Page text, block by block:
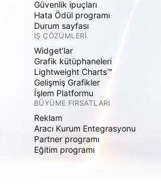
Güvenlik ipuçları
Hata Ödül programı
Durum sayfası
İŞ ÇÖZÜMLERI
Widget'lar
Grafik kütüphaneleri
Lightweight Charts™
Gelişmiş Grafikler
İşlem Platformu
BÜYÜME FIRSATLARI
Reklam
Aracı Kurum Entegrasyonu
Partner programı
Eğitim programı